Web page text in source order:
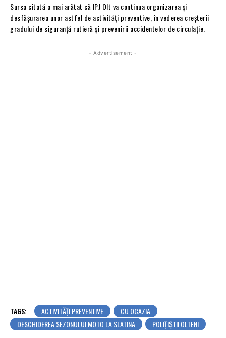
Sursa citată a mai arătat că IPJ Olt va continua organizarea și
desfășurarea unor astfel de activități preventive, în vederea creșterii
gradului de siguranță rutieră și prevenirii accidentelor de circulație.
- Advertisement -
TAGS: ACTIVITĂȚI PREVENTIVE
CU OCAZIA
DESCHIDEREA SEZONULUI MOTO LA SLATINA
POLIŢIŞTII OLTENI